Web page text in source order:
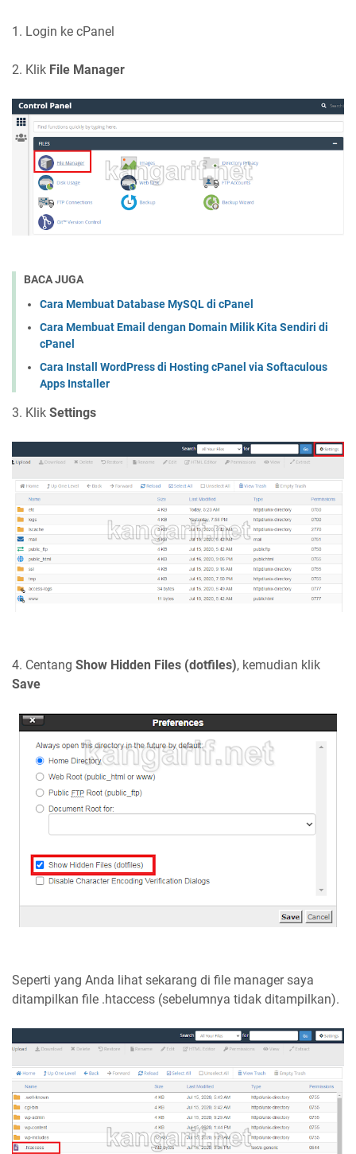
1. Login ke cPanel
2. Klik File Manager
BACA JUGA
Cara Membuat Database MySQL di cPanel
Cara Membuat Email dengan Domain Milik Kita Sendiri di
cPanel
Cara Install WordPress di Hosting cPanel via Softaculous
Apps Installer
3. Klik Settings
4. Centang Show Hidden Files (dotfiles), kemudian klik
Save
Seperti yang Anda lihat sekarang di file manager saya
ditampilkan file .htaccess (sebelumnya tidak ditampilkan).